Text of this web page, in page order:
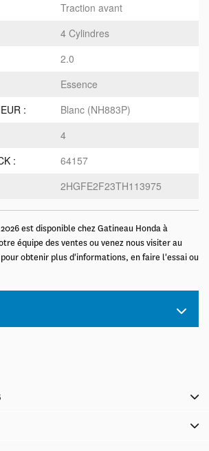
Traction avant
4 Cylindres
2.0
Essence
:
Blanc (NH883P)
4
:
64157
2HGFE2F23TH113975
est disponible chez Gatineau Honda à
équipe des ventes ou venez nous visiter au
pour obtenir plus d'informations, en faire l'essai ou